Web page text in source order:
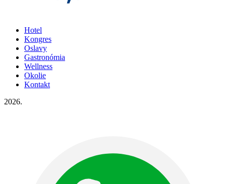
Hotel
Kongres
Oslavy
Gastronómia
Wellness
Okolie
Kontakt
2026.